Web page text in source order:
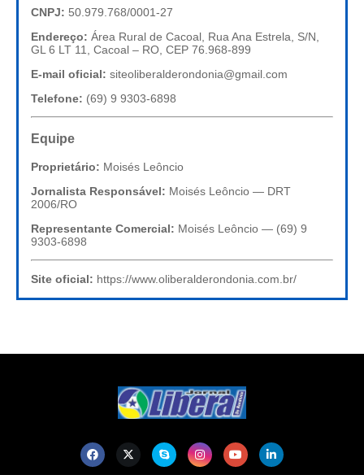
CNPJ: 50.979.768/0001-27
Endereço: Área Rural de Cacoal, Rua Ana Estrela, S/N,
GL 6 LT 11, Cacoal – RO, CEP 76.968-899
E-mail oficial: siteoliberalderondonia@gmail.com
Telefone: (69) 9 9303-6898
Equipe
Proprietário: Moisés Leôncio
Jornalista Responsável: Moisés Leôncio — DRT
2006/RO
Representante Comercial: Moisés Leôncio — (69) 9
9303-6898
Site oficial: https://www.oliberalderondonia.com.br/